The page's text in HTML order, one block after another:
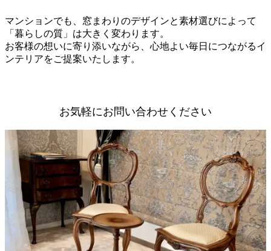
マンションでも、窓まわりのデザインと素材選びによって
「暮らしの質」は大きく変わります。
お客様の想いに寄り添いながら、心地よい毎日につながるイ
ンテリアをご提案いたします。
お気軽にお問い合わせください